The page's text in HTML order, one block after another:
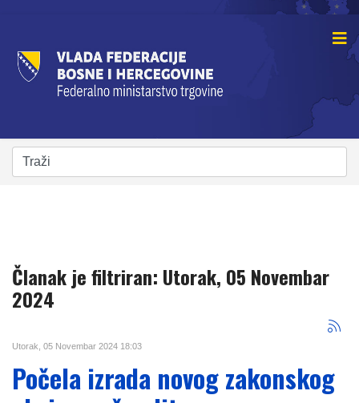
Članak je filtriran: Utorak, 05 Novembar
2024
Utorak, 05 Novembar 2024 18:03
Počela izrada novog zakonskog